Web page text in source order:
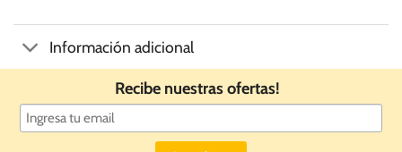
Información adicional
Recibe nuestras ofertas!